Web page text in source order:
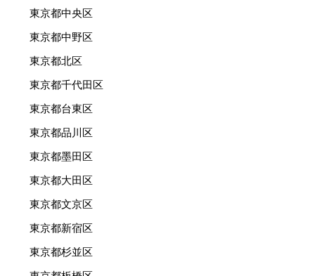
東京都中央区
東京都中野区
東京都北区
東京都千代田区
東京都台東区
東京都品川区
東京都墨田区
東京都大田区
東京都文京区
東京都新宿区
東京都杉並区